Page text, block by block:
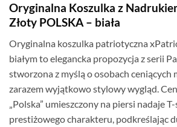
Oryginalna Koszulka z
Złoty POLSKA – biała
Oryginalna koszulka patriotyczna
białym to elegancka propozycja z serii
stworzona z myślą o osobach ceniących
zarazem wyjątkowo stylowy wygląd.
„Polska” umieszczony na piersi nadaje
prestiżowego charakteru, podkreślając